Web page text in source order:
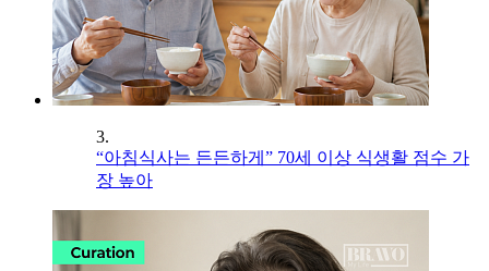
3.
“아침식사는 든든하게” 70세 이상 식생활 점수 가
장 높아